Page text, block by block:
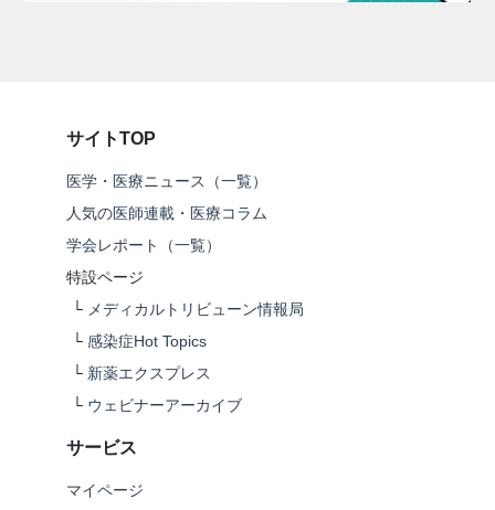
サイトTOP
医学・医療ニュース（一覧）
人気の医師連載・医療コラム
学会レポート（一覧）
特設ページ
└ メディカルトリビューン情報局
└ 感染症Hot Topics
└ 新薬エクスプレス
└ ウェビナーアーカイブ
サービス
マイページ